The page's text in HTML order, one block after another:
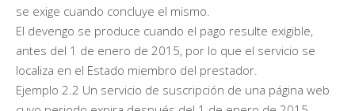
se exige cuando concluye el mismo.
El devengo se produce cuando el pago resulte exigible,
antes del 1 de enero de 2015, por lo que el servicio se
localiza en el Estado miembro del prestador.
Ejemplo 2.2 Un servicio de suscripción de una página web